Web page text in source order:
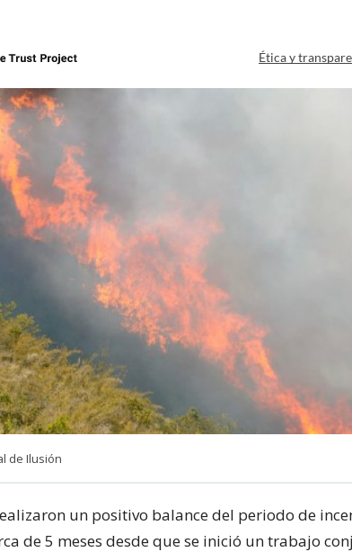
Ética y
de Ilusión
un positivo balance del periodo de
de 5 meses desde que se inició un trabajo